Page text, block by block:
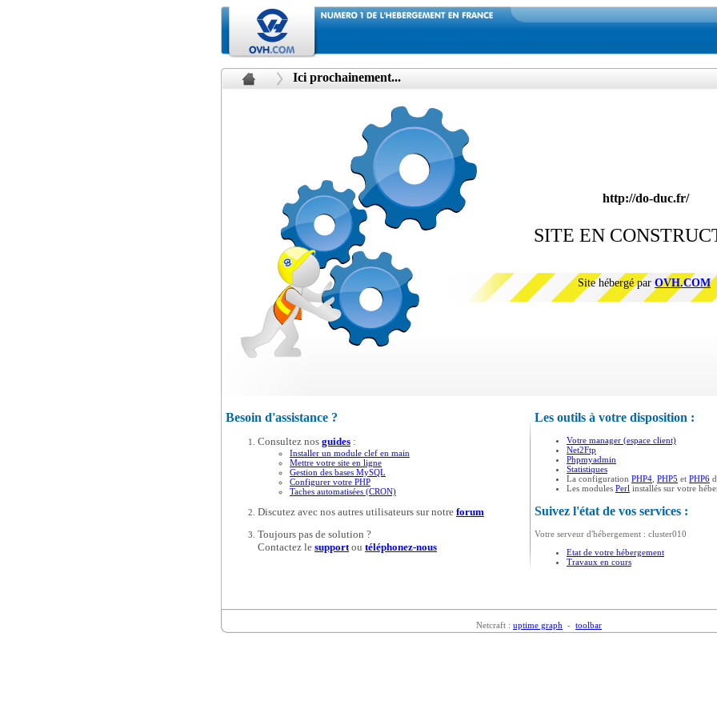
Ici prochainement...
http://do-duc.fr/
SITE EN
Site hébergé par OVH.COM
Besoin d'assistance ?
Consultez nos guides :
Installer un module clef en main
Mettre votre site en ligne
Gestion des bases MySQL
Configurer votre PHP
Taches automatisées (CRON)
Discutez avec nos autres utilisateurs sur notre forum
Toujours pas de solution ?
Contactez le supportou téléphonez-nous
Les outils à votre disposition :
Votre manager (espace client)
Net2Ftp
Phpmyadmin
Statistiques
La configuration PHP4 PHP5 et PHP6
Les modules Perl installés sur votre
Suivez l'état de vos services :
Votre serveur d'hébergement : cluster010
Etat de votre hébergement
Travaux en cours
Netcraft : uptime graph - toolbar